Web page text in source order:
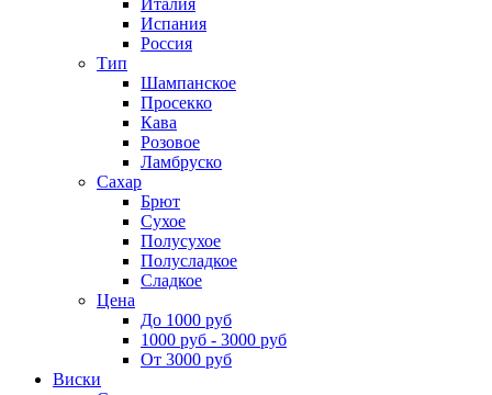
Испания
Россия
Тип
Шампанское
Просекко
Кава
Розовое
Ламбруско
Сахар
Брют
Сухое
Полусухое
Полусладкое
Сладкое
Цена
До 1000 руб
1000 руб - 3000 руб
От 3000 руб
Виски